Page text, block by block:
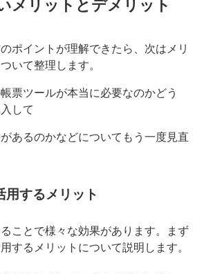
メリットとデメリット
ポイントが理解できたら、次はメリ
いて整理します。
票ツールが本当に必要なのかどう
して
あるのかなどについてもう一度見直
用するメリット
ことで様々な効果があります。まず
するメリットについて説明します。